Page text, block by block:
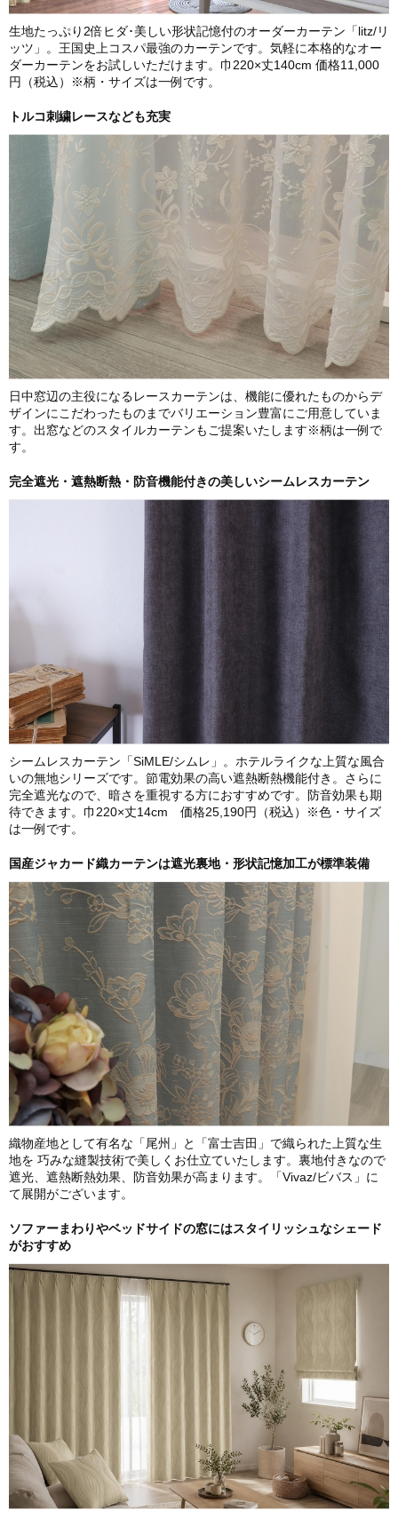
生地たっぷり2倍ヒダ･美しい形状記憶付のオーダーカーテン「litz/リ
ッツ」。王国史上コスパ最強のカーテンです。気軽に本格的なオー
ダーカーテンをお試しいただけます。巾220×丈140cm 価格11,000
円（税込）※柄・サイズは一例です。
トルコ刺繍レースなども充実
日中窓辺の主役になるレースカーテンは、機能に優れたものからデ
ザインにこだわったものまでバリエーション豊富にご用意していま
す。出窓などのスタイルカーテンもご提案いたします※柄は一例で
す。
完全遮光・遮熱断熱・防音機能付きの美しいシームレスカーテン
シームレスカーテン「SiMLE/シムレ」。ホテルライクな上質な風合
いの無地シリーズです。節電効果の高い遮熱断熱機能付き。さらに
完全遮光なので、暗さを重視する方におすすめです。防音効果も期
待できます。巾220×丈14cm 価格25,190円（税込）※色・サイズ
は一例です。
国産ジャカード織カーテンは遮光裏地・形状記憶加工が標準装備
織物産地として有名な「尾州」と「富士吉田」で織られた上質な生
地を 巧みな縫製技術で美しくお仕立ていたします。裏地付きなので
遮光、遮熱断熱効果、防音効果が高まります。「Vivaz/ビバス」に
て展開がございます。
ソファーまわりやベッドサイドの窓にはスタイリッシュなシェード
がおすすめ